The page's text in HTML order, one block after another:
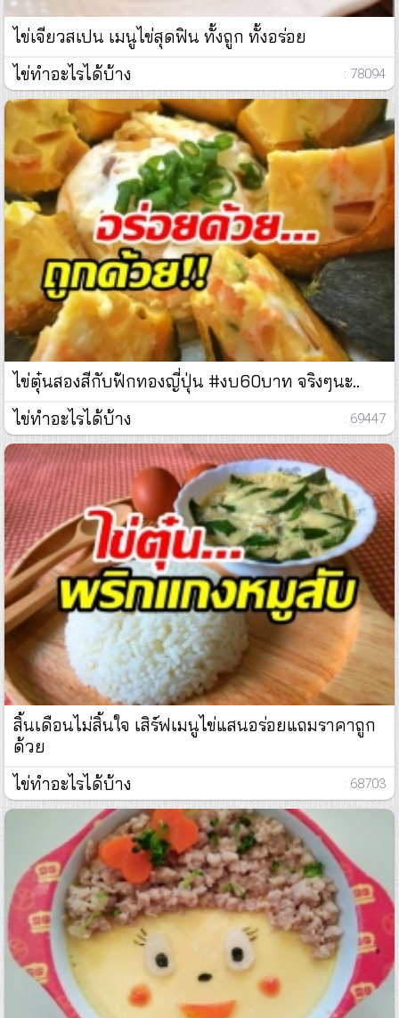
ไข่เจียวสเปน เมนูไข่สุดฟิน ทั้งถูก ทั้งอร่อย
ไข่ทำอะไรได้บ้าง
: 78094
ไข่ตุ๋นสองสีกับฟักทองญี่ปุ่น #งบ60บาท จริงๆนะ..
ไข่ทำอะไรได้บ้าง
: 69447
สิ้นเดือนไม่สิ้นใจ เสิร์ฟเมนูไข่แสนอร่อยแถมราคาถูก
ด้วย
ไข่ทำอะไรได้บ้าง
: 68703